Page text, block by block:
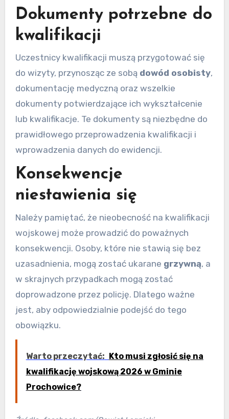
Dokumenty potrzebne do
kwalifikacji
Uczestnicy kwalifikacji muszą przygotować się
do wizyty, przynosząc ze sobą dowód osobisty,
dokumentację medyczną oraz wszelkie
dokumenty potwierdzające ich wykształcenie
lub kwalifikacje. Te dokumenty są niezbędne do
prawidłowego przeprowadzenia kwalifikacji i
wprowadzenia danych do ewidencji.
Konsekwencje
niestawienia się
Należy pamiętać, że nieobecność na kwalifikacji
wojskowej może prowadzić do poważnych
konsekwencji. Osoby, które nie stawią się bez
uzasadnienia, mogą zostać ukarane grzywną, a
w skrajnych przypadkach mogą zostać
doprowadzone przez policję. Dlatego ważne
jest, aby odpowiedzialnie podejść do tego
obowiązku.
Warto przeczytać: Kto musi zgłosić się na
kwalifikację wojskową 2026 w Gminie
Prochowice?